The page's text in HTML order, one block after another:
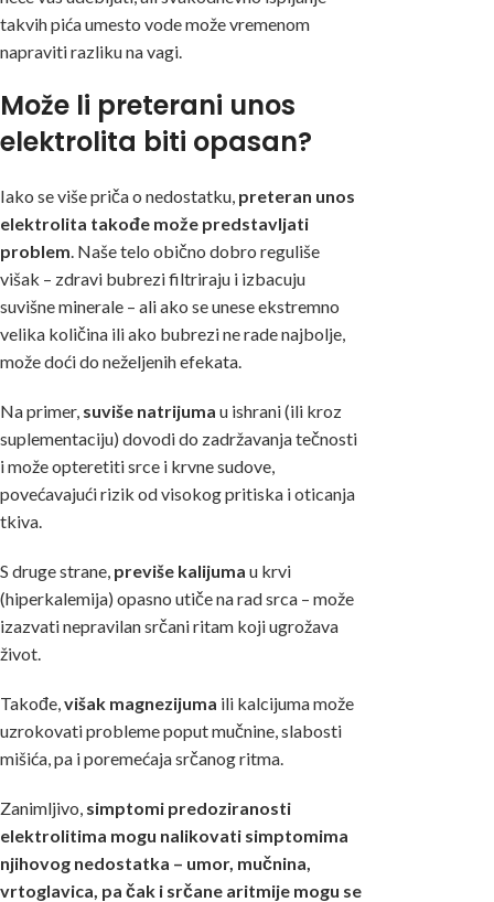
takvih pića umesto vode može vremenom
napraviti razliku na vagi.
Može li preterani unos
elektrolita biti opasan?
Iako se više priča o nedostatku, preteran unos
elektrolita takođe može predstavljati
problem . Naše telo obično dobro reguliše
višak – zdravi bubrezi filtriraju i izbacuju
suvišne minerale – ali ako se unese ekstremno
velika količina ili ako bubrezi ne rade najbolje,
može doći do neželjenih efekata.
Na primer, suviše natrijuma u ishrani (ili kroz
suplementaciju) dovodi do zadržavanja tečnosti
i može opteretiti srce i krvne sudove,
povećavajući rizik od visokog pritiska i oticanja
tkiva.
S druge strane, previše kalijuma u krvi
(hiperkalemija) opasno utiče na rad srca – može
izazvati nepravilan srčani ritam koji ugrožava
život.
Takođe, višak magnezijuma ili kalcijuma može
uzrokovati probleme poput mučnine, slabosti
mišića, pa i poremećaja srčanog ritma.
Zanimljivo, simptomi predoziranosti
elektrolitima mogu nalikovati simptomima
njihovog nedostatka – umor, mučnina,
vrtoglavica, pa čak i srčane aritmije mogu se